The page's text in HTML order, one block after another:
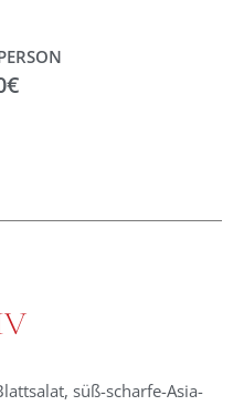
süß-scharfe-Asia-